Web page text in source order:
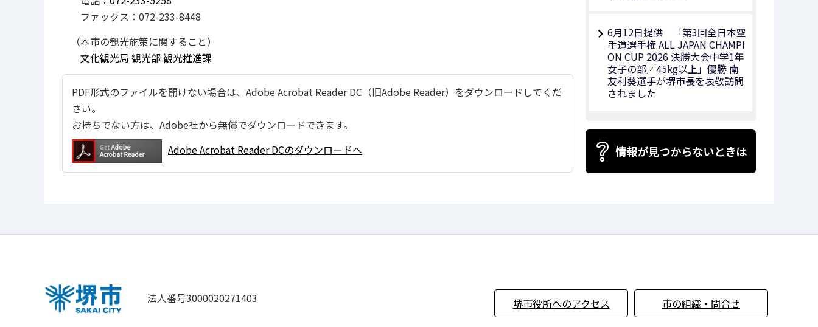
ファックス：072-233-8448
（本市の観光施策に関すること）
文化観光局 観光部 観光推進課
PDF形式のファイルを開けない場合は、Adobe Acrobat Reader DC（旧Adobe Reader）をダウンロードしてくだ
さい。
お持ちでない方は、Adobe社から無償でダウンロードできます。
Adobe Acrobat Reader DCのダウンロードへ
6月12日提供 「第3回全日本空
手道選手権 ALL JAPAN CHAMPI
ON CUP 2026 決勝大会中学1年
女子の部／45kg以上」優勝 南
友利葵選手が堺市長を表敬訪問
されました
情報が見つからないときは
法人番号3000020271403 堺市役所へのアクセス 市の組織・問合せ